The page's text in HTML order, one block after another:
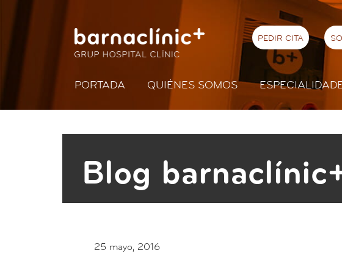
PEDIR CITA
PORTADA QUIÉNES SOMOS
Blog
25 mayo, 2016